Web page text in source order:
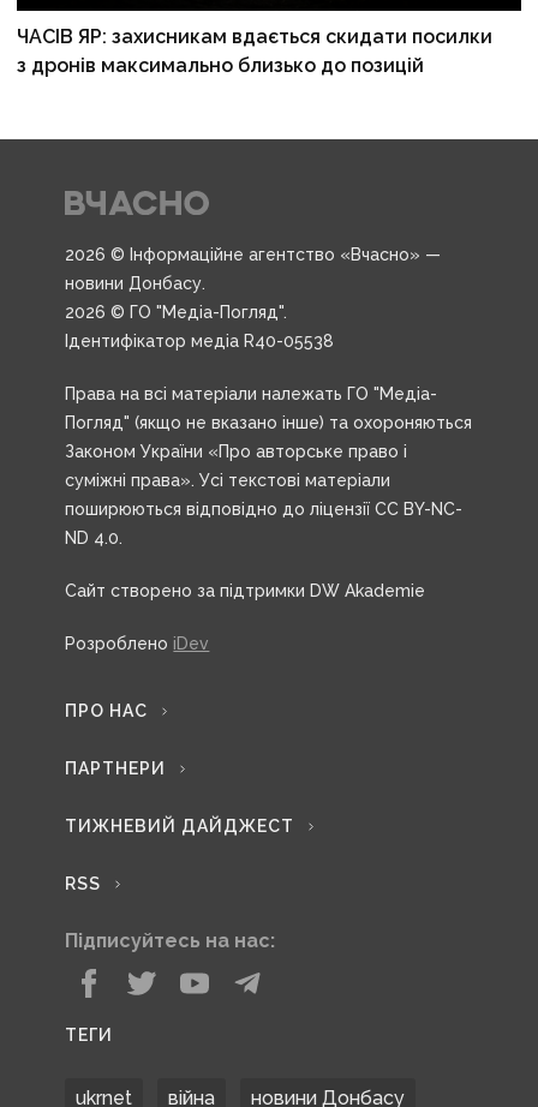
ЧАСІВ ЯР: захисникам вдається скидати посилки
з дронів максимально близько до позицій
2026 © Інформаційне агентство «Вчасно» —
новини Донбасу.
2026 © ГО "Медіа-Погляд".
Ідентифікатор медіа R40-05538
Права на всі матеріали належать ГО "Медіа-
Погляд" (якщо не вказано інше) та охороняються
Законом України «Про авторське право і
суміжні права». Усі текстові матеріали
поширюються відповідно до ліцензії CC BY-NC-
ND 4.0.
Сайт створено за підтримки DW Akademie
Розроблено iDev
ПРО НАС
ПАРТНЕРИ
ТИЖНЕВИЙ ДАЙДЖЕСТ
RSS
Підписуйтесь на нас:
ТЕГИ
ukrnet війна новини Донбасу